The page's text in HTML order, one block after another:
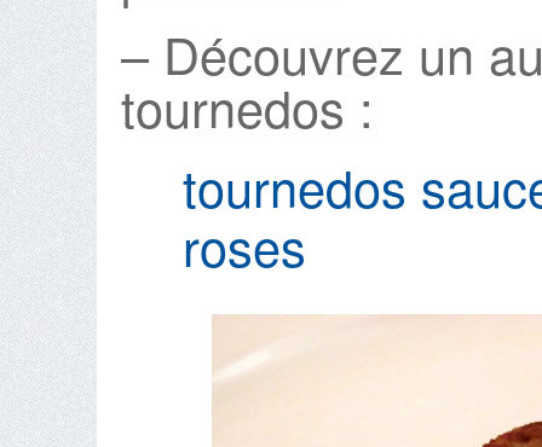
– Découvrez un
tournedos :
tournedos
roses